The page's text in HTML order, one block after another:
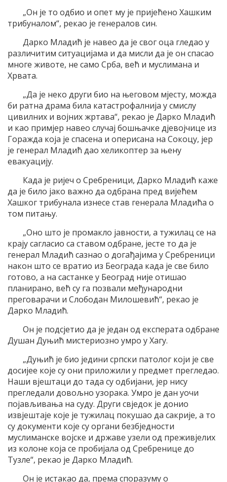
„Он је то одбио и опет му је пријећено Хашким
трибуналом“, рекао је генералов син.
Дарко Младић је навео да је свог оца гледао у
различитим ситуацијама и да мисли да је он спасао
многе животе, не само Срба, већ и муслимана и
Хрвата.
„Да је неко други био на његовом мјесту, можда
би ратна драма била катастрофалнија у смислу
цивилних и војних жртава“, рекао је Дарко Младић
и као примјер навео случај бошњачке дјевојчице из
Горажда која је спасена и оперисана на Сокоцу, јер
је генерал Младић дао хеликоптер за њену
евакуацију.
Када је ријеч о Сребреници, Дарко Младић каже
да је било јако важно да одбрана пред вијећем
Хашког трибунала изнесе став генерала Младића о
том питању.
„Оно што је промакло јавности, а тужилац се на
крају сагласио са ставом одбране, јесте то да је
генерал Младић сазнао о догађајима у Сребреници
након што се вратио из Београда када је све било
готово, а на састанке у Београд није отишао
планирано, већ су га позвали међународни
преговарачи и Слободан Милошевић“, рекао је
Дарко Младић.
Он је подсјетио да је један од експерата одбране
Душан Дуњић мистериозно умро у Хагу.
„Дуњић је био једини српски патолог који је све
досијее које су они приложили у предмет прегледао.
Наши вјештаци до тада су одбијани, јер нису
прегледали довољно узорака. Умро је дан уочи
појављивања на суду. Други свједок је донио
извјештаје које је тужилац покушао да сакрије, а то
су документи које су органи безбједности
муслиманске војске и државе узели од преживјелих
из колоне која се пробијала од Сребренице до
Тузле“, рекао је Дарко Младић.
Он је истакао да, према споразуму о